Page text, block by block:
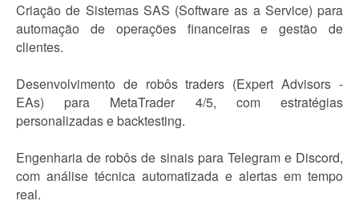
Criação de Sistemas SAS (Software as a Service) para
automação de operações financeiras e gestão de
clientes.
Desenvolvimento de robôs traders (Expert Advisors -
EAs) para MetaTrader 4/5, com estratégias
personalizadas e backtesting.
Engenharia de robôs de sinais para Telegram e Discord,
com análise técnica automatizada e alertas em tempo
real.